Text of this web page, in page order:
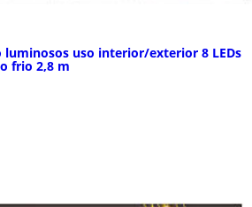
luminosos uso interior/exterior 8 LEDs
frio 2,8 m